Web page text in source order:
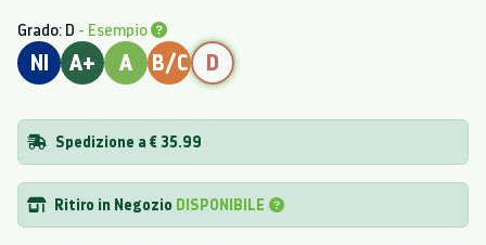
Grado: D - Esempio
NI A+ A B/C D
Spedizione a € 35.99
Ritiro in Negozio DISPONIBILE